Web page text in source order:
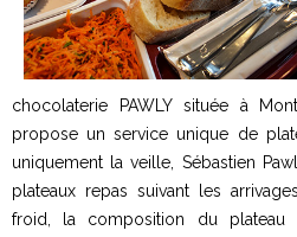
chocolaterie PAWLY située à
propose un service unique de
uniquement la veille, Sébastien
plateaux repas suivant les
froid, la composition du plateau